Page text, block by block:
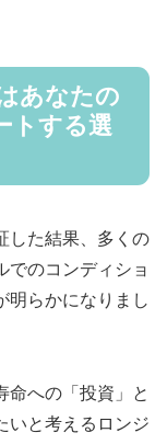
あなたの
トする選
した結果、多くの
でのコンディショ
明らかになりまし
命への「投資」と
いと考えるロンジ